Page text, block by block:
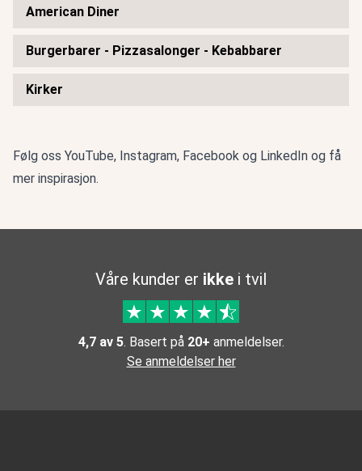
American Diner
Burgerbarer - Pizzasalonger - Kebabbarer
Kirker
Følg oss YouTube, Instagram, Facebook og LinkedIn og få
mer inspirasjon.
Våre kunder er ikke i tvil
4,7 av 5. Basert på 20+ anmeldelser.
Se anmeldelser her